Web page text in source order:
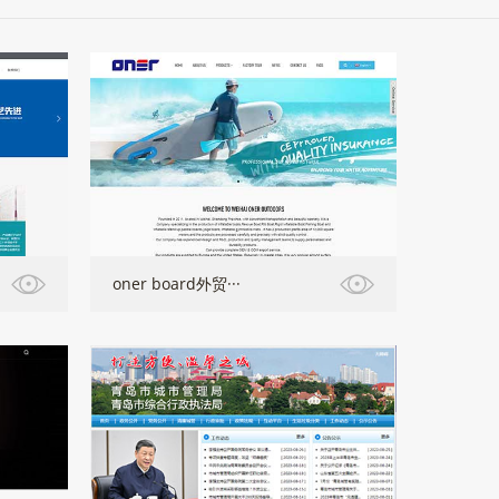
oner board外贸···